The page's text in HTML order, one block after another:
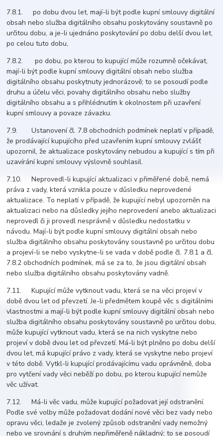
7.8.1. po dobu dvou let, mají-li být podle kupní smlouvy digitální
obsah nebo služba digitálního obsahu poskytovány soustavně po
určitou dobu, a je-li ujednáno poskytování po dobu delší dvou let,
po celou tuto dobu,
7.8.2. po dobu, po kterou to kupující může rozumně očekávat,
mají-li být podle kupní smlouvy digitální obsah nebo služba
digitálního obsahu poskytnuty jednorázově; to se posoudí podle
druhu a účelu věci, povahy digitálního obsahu nebo služby
digitálního obsahu a s přihlédnutím k okolnostem při uzavření
kupní smlouvy a povaze závazku.
7.9. Ustanovení čl. 7.8 obchodních podmínek neplatí v případě,
že prodávající kupujícího před uzavřením kupní smlouvy zvlášť
upozornil, že aktualizace poskytovány nebudou a kupující s tím při
uzavírání kupní smlouvy výslovně souhlasil.
7.10. Neprovedl-li kupující aktualizaci v přiměřené době, nemá
práva z vady, která vznikla pouze v důsledku neprovedené
aktualizace. To neplatí v případě, že kupující nebyl upozorněn na
aktualizaci nebo na důsledky jejího neprovedení anebo aktualizaci
neprovedl či ji provedl nesprávně v důsledku nedostatku v
návodu. Mají-li být podle kupní smlouvy digitální obsah nebo
služba digitálního obsahu poskytovány soustavně po určitou dobu
a projeví-li se nebo vyskytne-li se vada v době podle čl. 7.8.1 a čl.
7.8.2 obchodních podmínek, má se za to, že jsou digitální obsah
nebo služba digitálního obsahu poskytovány vadně.
7.11. Kupující může vytknout vadu, která se na věci projeví v
době dvou let od převzetí. Je-li předmětem koupě věc s digitálními
vlastnostmi a mají-li být podle kupní smlouvy digitální obsah nebo
služba digitálního obsahu poskytovány soustavně po určitou dobu,
může kupující vytknout vadu, která se na nich vyskytne nebo
projeví v době dvou let od převzetí. Má-li být plněno po dobu delší
dvou let, má kupující právo z vady, která se vyskytne nebo projeví
v této době. Vytkl-li kupující prodávajícímu vadu oprávněně, doba
pro vytčení vady věci neběží po dobu, po kterou kupující nemůže
věc užívat.
7.12. Má-li věc vadu, může kupující požadovat její odstranění.
Podle své volby může požadovat dodání nové věci bez vady nebo
opravu věci, ledaže je zvolený způsob odstranění vady nemožný
nebo ve srovnání s druhým nepřiměřeně nákladný; to se posoudí